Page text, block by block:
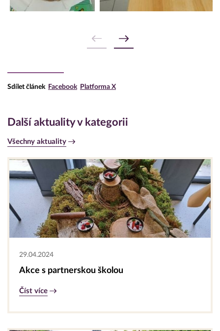
Sdílet článek Facebook Platforma X
Další aktuality v kategorii
Všechny aktuality
29.04.2024
Akce s partnerskou školou
Číst více